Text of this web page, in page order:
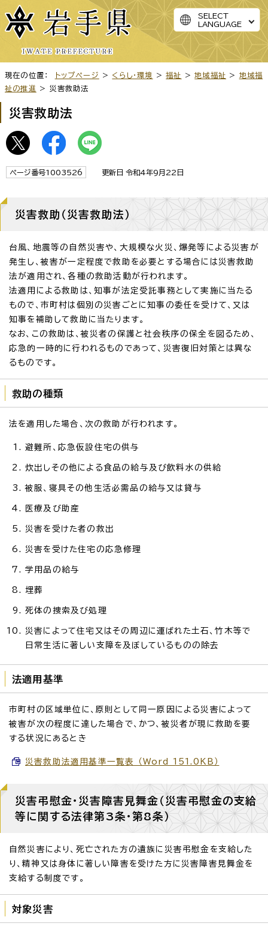
SELECT
LANGUAGE
現在の位置： トップページ > くらし・環境 >福祉 >地域福祉 > 地域福
祉の推進
> 災害救助法
災害救助法
ページ番号1003526 更新日 令和4年9月22日
災害救助（災害救助法）
台風、地震等の自然災害や、大規模な火災、爆発等による災害が
発生し、被害が一定程度で救助を必要とする場合には災害救助
法が適用され、各種の救助活動が行われます。
法適用による救助は、知事が法定受託事務として実施に当たる
もので、市町村は個別の災害ごとに知事の委任を受けて、又は
知事を補助して救助に当たります。
なお、この救助は、被災者の保護と社会秩序の保全を図るため、
応急的一時的に行われるものであって、災害復旧対策とは異な
るものです。
救助の種類
法を適用した場合、次の救助が行われます。
避難所、応急仮設住宅の供与
炊出しその他による食品の給与及び飲料水の供給
被服、寝具その他生活必需品の給与又は貸与
医療及び助産
災害を受けた者の救出
災害を受けた住宅の応急修理
学用品の給与
埋葬
死体の捜索及び処理
災害によって住宅又はその周辺に運ばれた土石、竹木等で
日常生活に著しい支障を及ぼしているものの除去
法適用基準
市町村の区域単位に、原則として同一原因による災害によって
被害が次の程度に達した場合で、かつ、被災者が現に救助を要
する状況にあるとき
災害救助法適用基準一覧表 （Word 151.0KB）
災害弔慰金・災害障害見舞金（災害弔慰金の支給
等に関する法律第3条・第8条）
自然災害により、死亡された方の遺族に災害弔慰金を支給した
り、精神又は身体に著しい障害を受けた方に災害障害見舞金を
支給する制度です。
対象災害